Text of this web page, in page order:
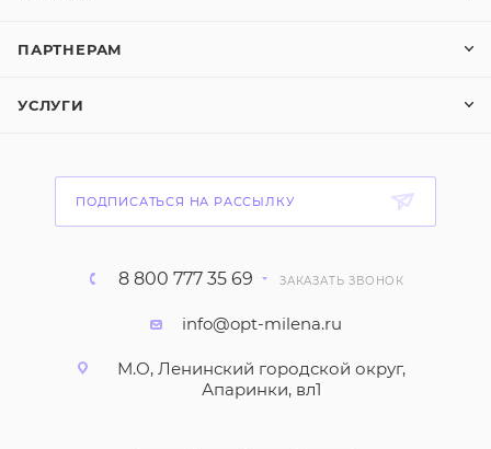
ПАРТНЕРАМ
УСЛУГИ
ПОДПИСАТЬСЯ НА РАССЫЛКУ
8 800 777 35 69 ЗАКАЗАТЬ ЗВОНОК
info@opt-milena.ru
М.О, Ленинский городской округ,
Апаринки, вл1